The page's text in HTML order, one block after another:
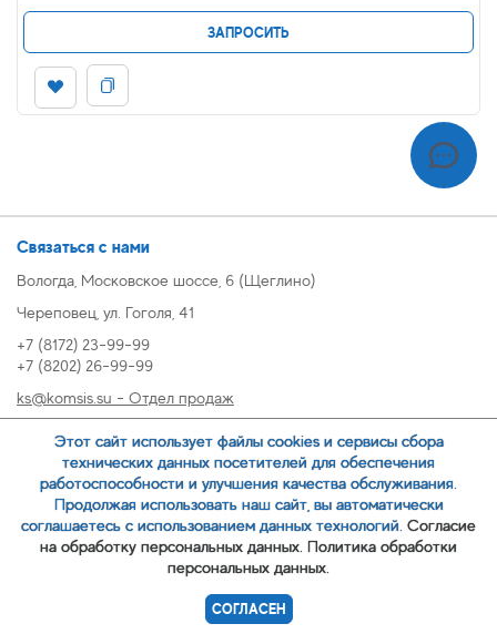
ЗАПРОСИТЬ
Связаться с нами
Вологда, Московское шоссе, 6 (Щеглино)
Череповец, ул. Гоголя, 41
+7 (8172) 23-99-99
+7 (8202) 26-99-99
ks@komsis.su - Отдел продаж
oz@komsis.su - Отдел закупок
ЗАКАЗАТЬ ЗВОНОК
Политика обработки персональных данных
Этот сайт использует файлы cookies и сервисы сбора
технических данных посетителей для обеспечения
работоспособности и улучшения качества обслуживания.
Продолжая использовать наш сайт, вы автоматически
соглашаетесь с использованием данных технологий. Согласие
на обработку персональных данных. Политика обработки
персональных данных.
СОГЛАСЕН